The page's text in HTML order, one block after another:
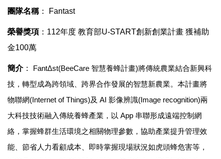
團隊名稱： Fantast
榮譽獎項 ： 112年度 教育部U-START創新創業計畫 獲補助
金100萬
簡介： FantΔst(BeeCare 智慧養蜂計畫)將傳統農業結合新興科
技，轉型成為跨領域、跨界合作發展的智慧新農業。本計畫將
物聯網(Internet of Things)及 AI 影像辨識(Image recognition)兩
大科技技術融入傳統養蜂產業，以 App 串聯形成遠端控制網
絡，掌握蜂群生活環境之相關物理參數，協助產業提升管理效
能、節省人力看顧成本、即時掌握現場狀況如虎頭蜂危害等，